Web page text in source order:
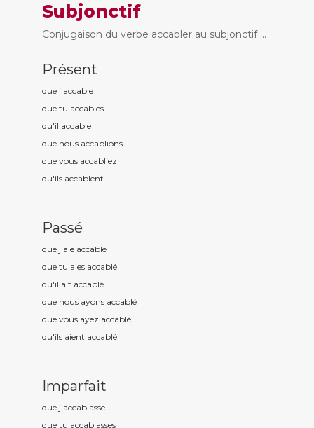
Subjonctif
Conjugaison du verbe accabler au subjonctif ...
Présent
que j'accable
que tu accables
qu'il accable
que nous accablions
que vous accabliez
qu'ils accablent
Passé
que j'aie accablé
que tu aies accablé
qu'il ait accablé
que nous ayons accablé
que vous ayez accablé
qu'ils aient accablé
Imparfait
que j'accablasse
que tu accablasses